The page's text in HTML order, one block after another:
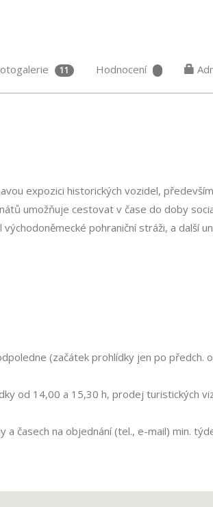
11 Hodnocení
expozici historických vozidel,
umožňuje cestovat v čase do doby
pohraniční stráži, a další
(začátek prohlídky jen po předch.
od 14,00 a 15,30 h, prodej turistických
a časech na objednání (tel., e-mail) min.